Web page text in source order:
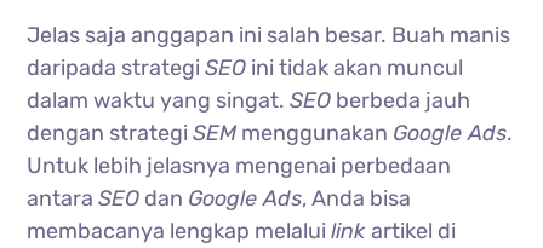
Jelas saja anggapan ini salah besar. Buah manis
daripada strategiSEO ini tidak akan muncul
dalam waktu yang singat.SEO berbeda jauh
dengan strategiSEM menggunakan Google Ads.
Untuk lebih jelasnya mengenai perbedaan
antaraSEO dan Google Ads, Anda bisa
membacanya lengkap melaluilinkartikel di